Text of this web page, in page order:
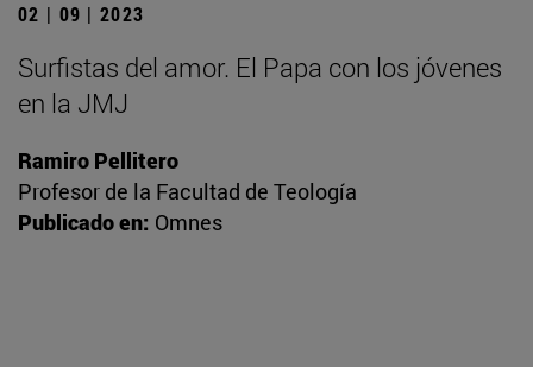
02 | 09 | 2023
Surfistas del amor. El Papa con los jóvenes
en la JMJ
Ramiro Pellitero
Profesor de la Facultad de Teología
Publicado en: Omnes